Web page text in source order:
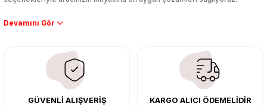
Performans artışı isteyen sürücüler için özel performans egzozları ve
çıkma orijinal ürünler ile yenileyebilir, body kit uygulamalarıyla aracınızın
tasarımını ve aerodinamisini üst seviyeye taşıyabilirsiniz.
Tüm ürünlerimiz orijinal, dayanıklı ve uzun ömürlüdür. İstanbul’daki montaj
merkezimizde profesyonel montaj yapıyor, Türkiye’nin her yerine güvenli
GÜVENLİ ALIŞVERİŞ KARGO ALICI ÖDEMELİDİR